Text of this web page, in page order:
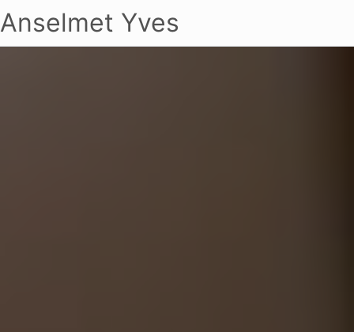
Anselmet Yves